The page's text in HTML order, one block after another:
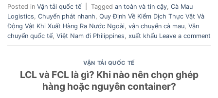
Posted in Vận tải quốc tế Tagged an toàn và tin cậy, Cà Mau
Logistics, Chuyển phát nhanh, Quy Định Về Kiểm Dịch Thực Vật Và
Động Vật Khi Xuất Hàng Ra Nước Ngoài, vận chuyển cà mau, Vận
chuyển quốc tế, Việt Nam đi Philippines, xuất khẩu Leave a comment
VẬN TẢI QUỐC TẾ
LCL và FCL là gì? Khi nào nên chọn ghép
hàng hoặc nguyên container?